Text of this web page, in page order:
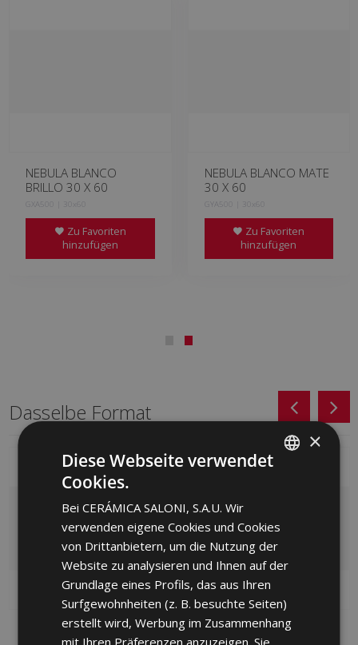
NEBULA BLANCO
BRILLO 30 X 60
GXA500 | 30x60
Zu Favoriten
hinzufügen
NEBULA BLANCO MATE
30 X 60
GYA500 | 30x60
Zu Favoriten
hinzufügen
Dasselbe Format
NEBULA BLANCO
NEBULA BLANCO MATE
GERMAN
PORTUGUESE
×
Diese Webseite verwendet
Cookies.
Bei CERÁMICA SALONI, S.A.U. Wir
verwenden eigene Cookies und Cookies
von Drittanbietern, um die Nutzung der
Website zu analysieren und Ihnen auf der
Grundlage eines Profils, das aus Ihren
Surfgewohnheiten (z. B. besuchte Seiten)
erstellt wird, Werbung im Zusammenhang
mit Ihren Präferenzen anzuzeigen. Sie